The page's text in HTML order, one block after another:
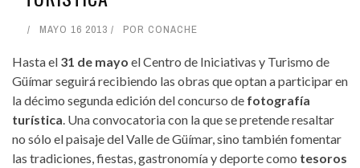
MAYO 16 2013 POR CONACHE
Hasta el 31 de mayo el Centro de Iniciativas y Turismo de
Güímar seguirá recibiendo las obras que optan a participar en
la décimo segunda edición del concurso de fotografía
turística. Una convocatoria con la que se pretende resaltar
no sólo el paisaje del Valle de Güímar, sino también fomentar
las tradiciones, fiestas, gastronomía y deporte como tesoros